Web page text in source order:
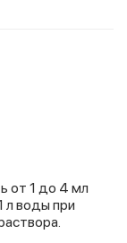
от 1 до 4 мл
л воды при